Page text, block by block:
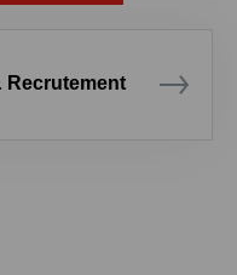
Recrutement